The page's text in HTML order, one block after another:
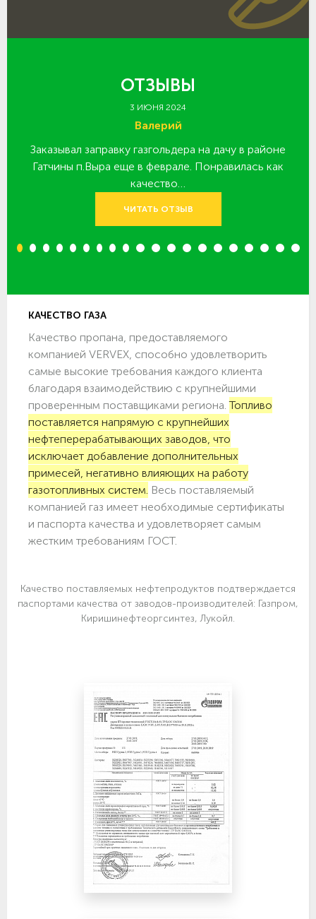
ОТЗЫВЫ
3 ИЮНЯ 2024
Валерий
Заказывал заправку газгольдера на дачу в районе
Гатчины п.Выра еще в феврале. Понравилась как
качество…
ЧИТАТЬ ОТЗЫВ
1 2 3 4 5 6 7 8 9 10 11 12 13 14 15 16 17 18 19 20
КАЧЕСТВО ГАЗА
Качество пропана, предоставляемого
компанией VERVEX, способно удовлетворить
самые высокие требования каждого клиента
благодаря взаимодействию с крупнейшими
проверенным поставщиками региона.Топливо
поставляется напрямую с крупнейших
нефтеперерабатывающих заводов, что
исключает добавление дополнительных
примесей, негативно влияющих на работу
газотопливных систем. Весь поставляемый
компанией газ имеет необходимые сертификаты
и паспорта качества и удовлетворяет самым
жестким требованиям ГОСТ.
Качество поставляемых нефтепродуктов подтверждается
паспортами качества от заводов-производителей: Газпром,
Киришинефтеоргсинтез, Лукойл.